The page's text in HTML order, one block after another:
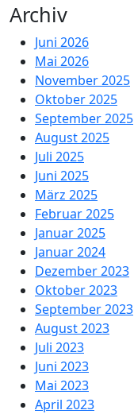
Archiv
Juni 2026
Mai 2026
November 2025
Oktober 2025
September 2025
August 2025
Juli 2025
Juni 2025
März 2025
Februar 2025
Januar 2025
Januar 2024
Dezember 2023
Oktober 2023
September 2023
August 2023
Juli 2023
Juni 2023
Mai 2023
April 2023